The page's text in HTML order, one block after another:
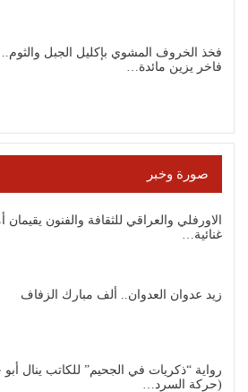
فخذ الخروف المشوي بإكليل الجبل
فاخر يزين مائدة…
صورة وخبر
الاورفلي والعراقي للثقافة والفنون يقيمان
غنائية…
زيد عدوان العدوان.. ألف مبارك الزفاف
رواية “ذكريات في الجحيم” للكاتب ينال
(حركة السرد…